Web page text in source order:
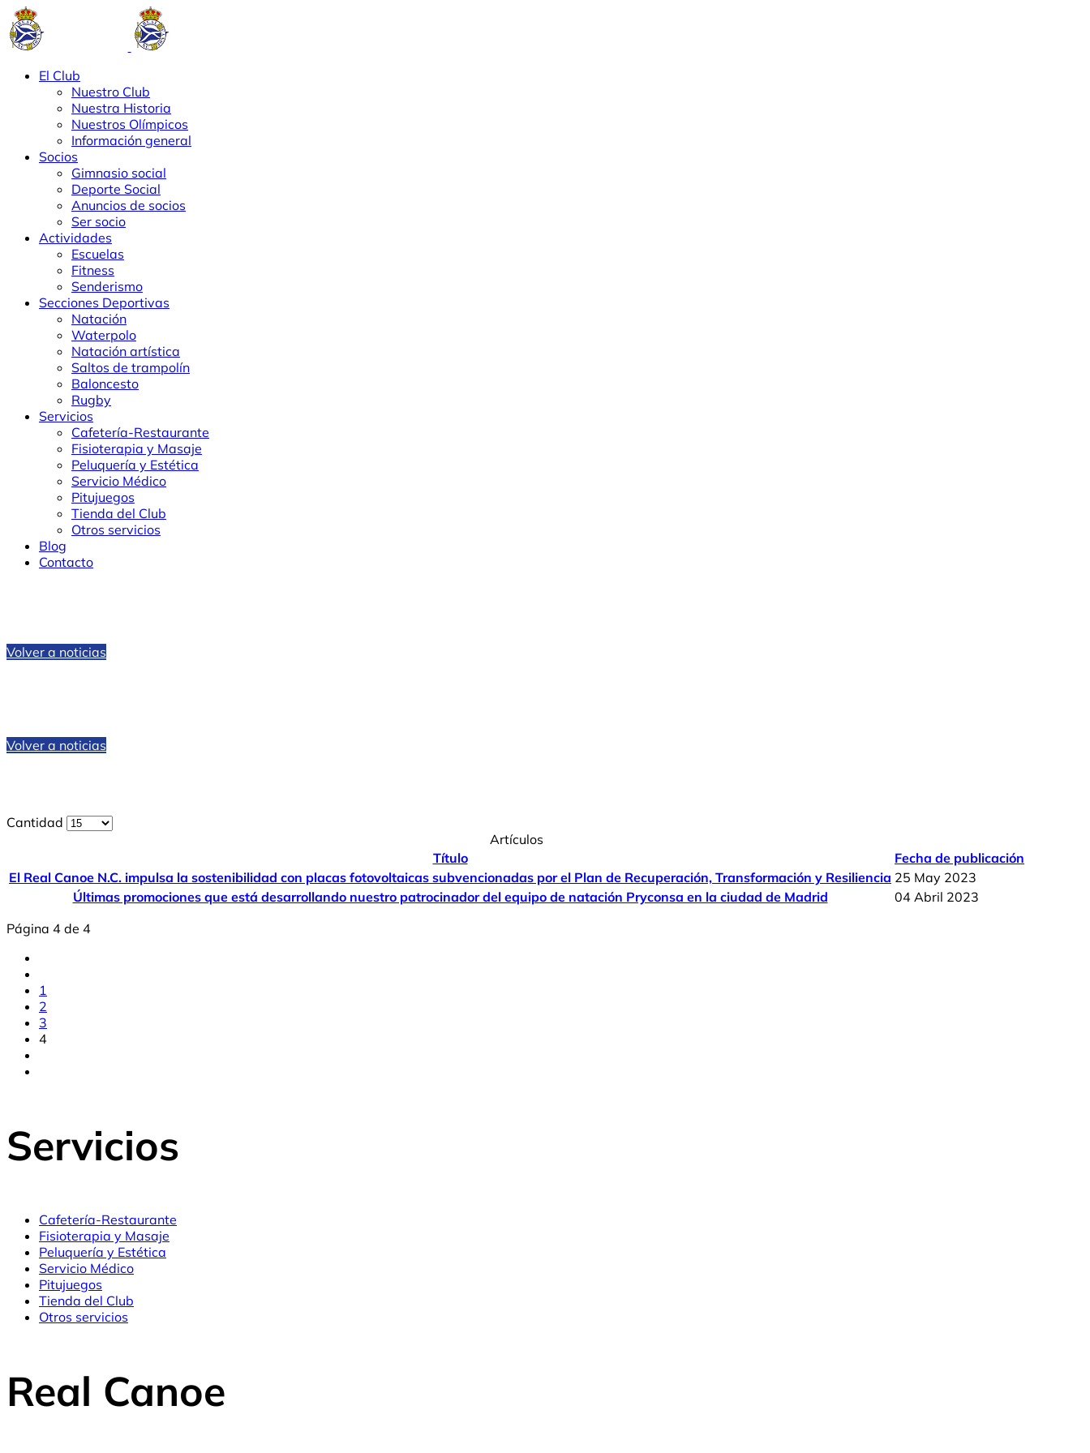
El Club
Nuestro Club
Nuestra Historia
Nuestros Olímpicos
Información general
Socios
Gimnasio social
Deporte Social
Anuncios de socios
Ser socio
Actividades
Escuelas
Fitness
Senderismo
Secciones Deportivas
Natación
Waterpolo
Natación artística
Saltos de trampolín
Baloncesto
Rugby
Servicios
Cafetería-Restaurante
Fisioterapia y Masaje
Peluquería y Estética
Servicio Médico
Pitujuegos
Tienda del Club
Otros servicios
Blog
Contacto
Volver a noticias
Volver a noticias
Cantidad
Artículos
Título
Fecha de publicación
El Real Canoe N.C. impulsa la sostenibilidad con placas fotovoltaicas subvencionadas por el Plan de Recuperación, Transformación y Resiliencia 25 May 2023
Últimas promociones que está desarrollando nuestro patrocinador del equipo de natación Pryconsa en la ciudad de Madrid
04 Abril 2023
Página 4 de 4
1
2
3
4
Servicios
Cafetería-Restaurante
Fisioterapia y Masaje
Peluquería y Estética
Servicio Médico
Pitujuegos
Tienda del Club
Otros servicios
Real Canoe